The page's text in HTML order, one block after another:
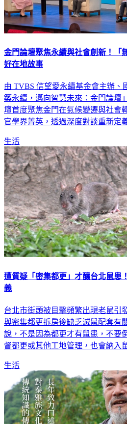
金門論壇聚焦永續與社會創新！
好在地故事
由 TVBS 信望愛永續基金會主辦、
築永續，邁向智慧未來：金門論壇
壇首度聚焦金門在氣候變遷與社會
官學界菁英，透過深度對談重新定
生活
遭質疑「密集都更」才釀台北鼠患
義
台北市街頭被目擊頻繁出現老鼠引
與密集都更拆房後缺乏滅鼠配套有
說，不是因為都更才有鼠患，不要
督都更或其他工地管理，也會納入
生活